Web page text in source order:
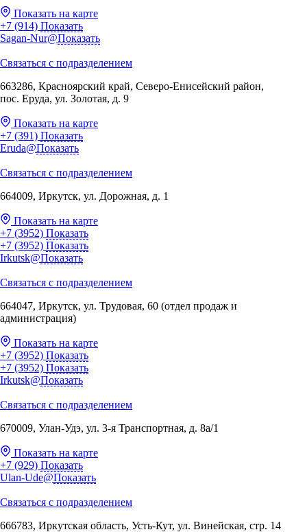
Показать на карте
+7 (914) Показать
Sagan-Nur@Показать
Связаться с подразделением
663286, Красноярский край, Северо-Енисейский район,
пос. Еруда, ул. Золотая, д. 9
Показать на карте
+7 (391) Показать
Eruda@Показать
Связаться с подразделением
664009, Иркутск, ул. Дорожная, д. 1
Показать на карте
+7 (3952) Показать
+7 (3952) Показать
Irkutsk@Показать
Связаться с подразделением
664047, Иркутск, ул. Трудовая, 60 (отдел продаж и
администрация)
Показать на карте
+7 (3952) Показать
+7 (3952) Показать
Irkutsk@Показать
Связаться с подразделением
670009, Улан-Удэ, ул. 3-я Транспортная, д. 8а/1
Показать на карте
+7 (929) Показать
Ulan-Ude@Показать
Связаться с подразделением
666783, Иркутская область, Усть-Кут, ул. Винейская, стр. 14